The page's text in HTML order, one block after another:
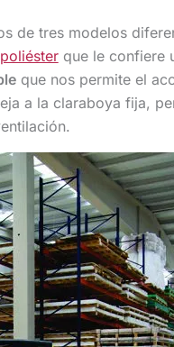
de tres modelos
poliésterque le confiere
que nos permite el
a la claraboya fija,